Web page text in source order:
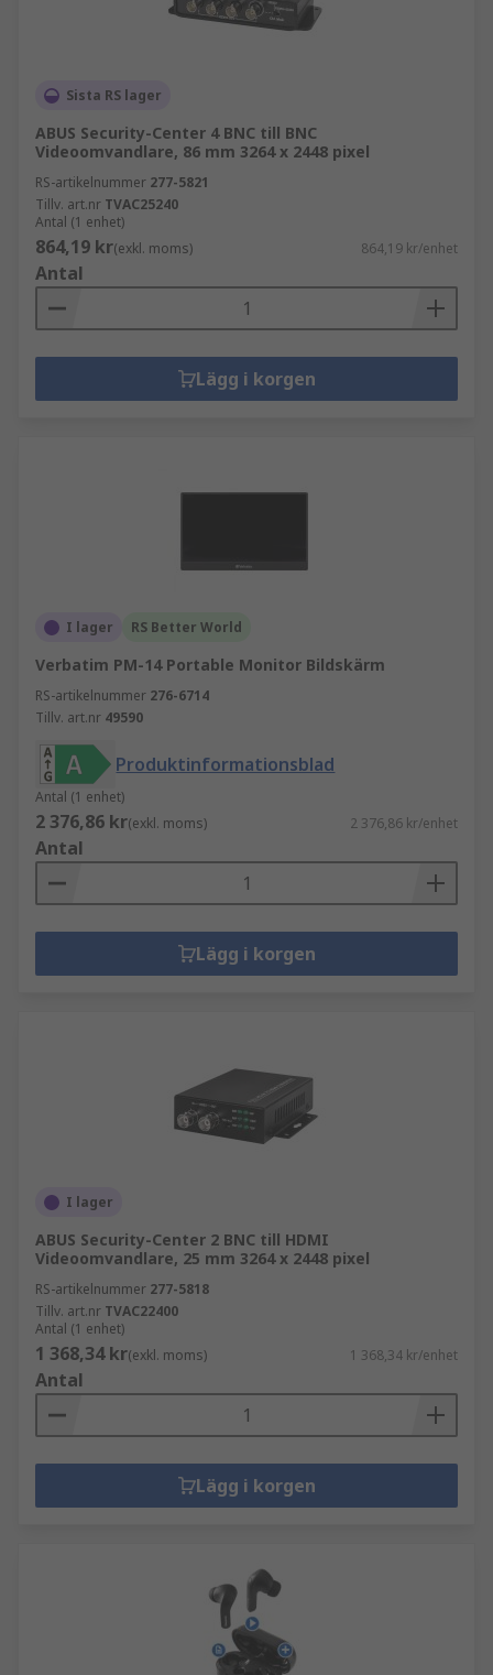
Sista RS lager
ABUS Security-Center 4 BNC till BNC
Videoomvandlare, 86 mm 3264 x 2448 pixel
RS-artikelnummer 277-5821
Tillv. art.nr TVAC25240
Antal (1 enhet)
864,19 kr(exkl. moms) 864,19 kr/enhet
Antal
Lägg i korgen
I lager RS Better World
Verbatim PM-14 Portable Monitor Bildskärm
RS-artikelnummer 276-6714
Tillv. art.nr 49590
Produktinformationsblad
Antal (1 enhet)
2 376,86 kr(exkl. moms) 2 376,86 kr/enhet
Antal
Lägg i korgen
I lager
ABUS Security-Center 2 BNC till HDMI
Videoomvandlare, 25 mm 3264 x 2448 pixel
RS-artikelnummer 277-5818
Tillv. art.nr TVAC22400
Antal (1 enhet)
1 368,34 kr(exkl. moms) 1 368,34 kr/enhet
Antal
Lägg i korgen